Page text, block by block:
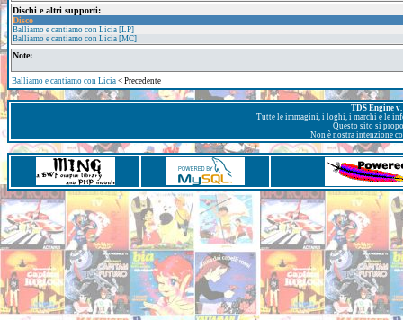
Dischi e altri supporti:
Disco
Balliamo e cantiamo con Licia [LP]
Balliamo e cantiamo con Licia [MC]
Note:
Balliamo e cantiamo con Licia < Precedente
TDS Engine
Tutte le immagini, i loghi, i marchi e le
Questo sito si
Non è nostra intenzione